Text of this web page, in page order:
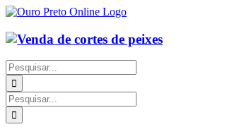
Ir
o
conteúdo
Buscar
resultados
para:
Buscar
resultados
para: